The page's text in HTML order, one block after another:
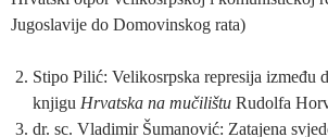
Jugoslavije do Domovinskog rata)
Stipo Pilić: Velikosrpska represija između
knjigu Hrvatska na mučilištu Rudolfa
dr. sc. Vladimir Šumanović: Zatajena